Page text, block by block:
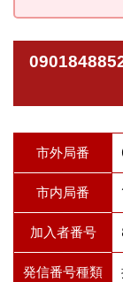
市外局番
市内局番
加入者番号
発信番号種類